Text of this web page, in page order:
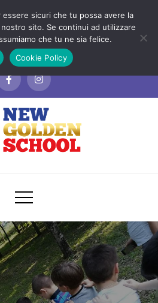
39/49 - Cosenza
Nido, Sezione Primavera
essere sicuri che tu possa avere la
sito. Se continui ad utilizzare
che tu ne sia felice.
Cookie Policy